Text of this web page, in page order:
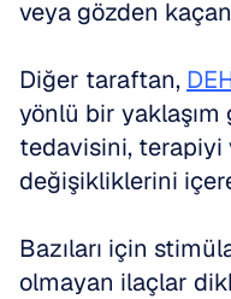
veya gözden
Diğer taraftan,
yönlü bir yaklaşım
tedavisini, terapiyi
değişikliklerini
Bazıları için
olmayan ilaçlar